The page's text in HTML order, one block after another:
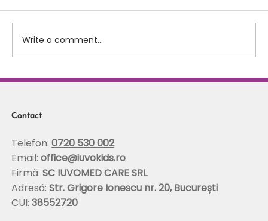
Scolioza la copii: rolul terapiei Schroth in
coloanei
Write a comment...
Contact
Telefon:0720 530 002
Email:office@iuvokids.ro
Firmă:SC IUVOMED CARE SRL
Adresă:Str. Grigore Ionescu nr. 20, București
CUI:38552720